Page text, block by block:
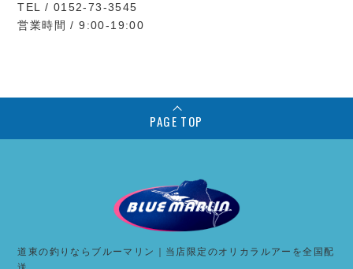
TEL / 0152-73-3545
営業時間 / 9:00-19:00
PAGE TOP
道東の釣りならブルーマリン｜当店限定のオリカラルアーを全国配